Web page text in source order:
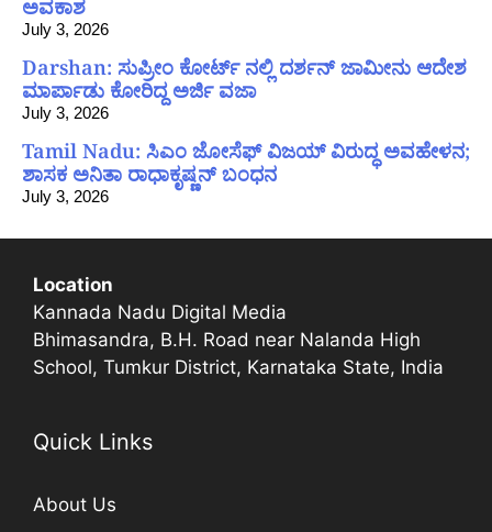
ಅವಕಾಶ
July 3, 2026
Darshan: ಸುಪ್ರೀಂ ಕೋರ್ಟ್ ನಲ್ಲಿ ದರ್ಶನ್ ಜಾಮೀನು ಆದೇಶ
ಮಾರ್ಪಾಡು ಕೋರಿದ್ದ ಅರ್ಜಿ ವಜಾ
July 3, 2026
Tamil Nadu: ಸಿಎಂ ಜೋಸೆಫ್ ವಿಜಯ್ ವಿರುದ್ಧ ಅವಹೇಳನ;
ಶಾಸಕ ಅನಿತಾ ರಾಧಾಕೃಷ್ಣನ್ ಬಂಧನ
July 3, 2026
Location
Kannada Nadu Digital Media
Bhimasandra, B.H. Road near Nalanda High
School, Tumkur District, Karnataka State, India
Quick Links
About Us